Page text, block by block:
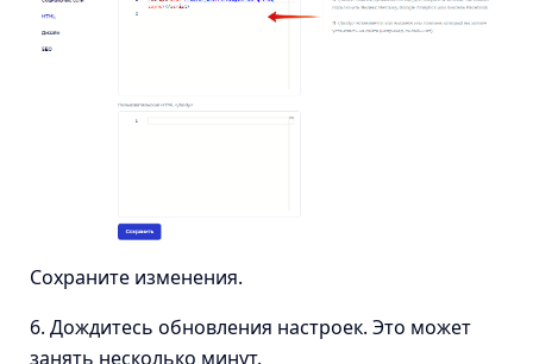
Сохраните изменения.
6. Дождитесь обновления настроек. Это может
занять несколько минут.